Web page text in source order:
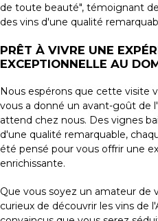
de toute beauté", témoignant
des vins d'une qualité
PRÊT À VIVRE UNE
EXCEPTIONNELLE AU
Nous espérons que cette visite
vous a donné un avant-goût de
attend chez nous. Des vignes
d'une qualité remarquable,
été pensé pour vous offrir une
enrichissante.
Que vous soyez un amateur de
curieux de découvrir les vins de